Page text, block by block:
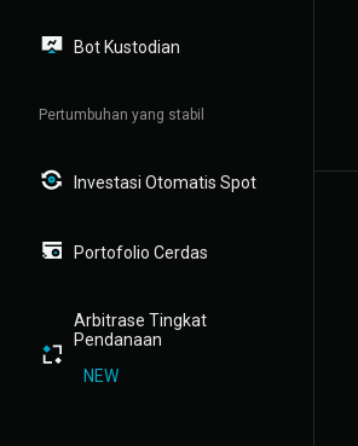
Bot Kustodian
Pertumbuhan yang stabil
Investasi Otomatis Spot
Portofolio Cerdas
Arbitrase Tingkat
Pendanaan
NEW